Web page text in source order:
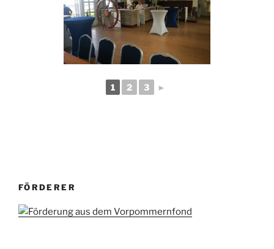
1 2 3 ►
FÖRDERER